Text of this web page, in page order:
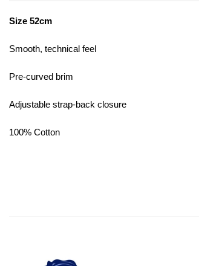
Size 52cm
Smooth, technical feel
Pre-curved brim
Adjustable strap-back closure
100% Cotton